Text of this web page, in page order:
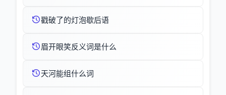
戳破了的灯泡歇后语
眉开眼笑反义词是什么
天河能组什么词